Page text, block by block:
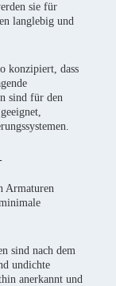
sie für
langlebig und
konzipiert, dass
sind für den
Armaturen
sind nach dem
undichte
anerkannt und